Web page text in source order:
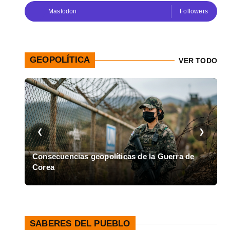
Mastodon Followers
GEOPOLÍTICA VER TODO
❮
Consecuencias geopolíticas de la Guerra de
Corea
❯
SABERES DEL PUEBLO